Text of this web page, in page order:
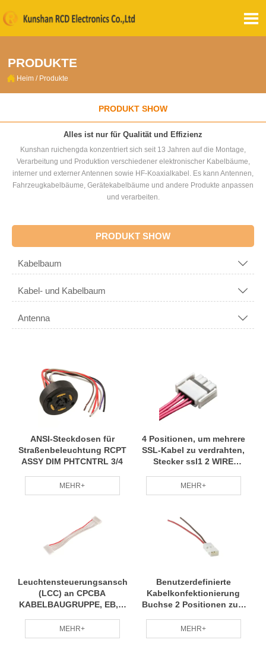

PRODUKTE
 Heim / Produkte
PRODUKT SHOW
Alles ist nur für Qualität und Effizienz
Kunshan ruichengda konzentriert sich seit 13 Jahren auf die Montage,
Verarbeitung und Produktion verschiedener elektronischer Kabelbäume,
interner und externer Antennen sowie HF-Koaxialkabel. Es kann Antennen,
Fahrzeugkabelbäume, Gerätekabelbäume und andere Produkte anpassen
und verarbeiten.
PRODUKT SHOW
Kabelbaum 
Kabel- und Kabelbaum 
Antenna 
ANSI-Steckdosen für
Straßenbeleuchtung RCPT
ASSY DIM PHTCNTRL 3/4
MEHR+
4 Positionen, um mehrere
SSL-Kabel zu verdrahten,
Stecker ssl1 2 WIRE
MEHR+
Leuchtensteuerungsanschluss
(LCC) an CPCBA
KABELBAUGRUPPE, EB, 7
MEHR+
Benutzerdefinierte
Kabelkonfektionierung
Buchse 2 Positionen zum
IP68
MEHR+